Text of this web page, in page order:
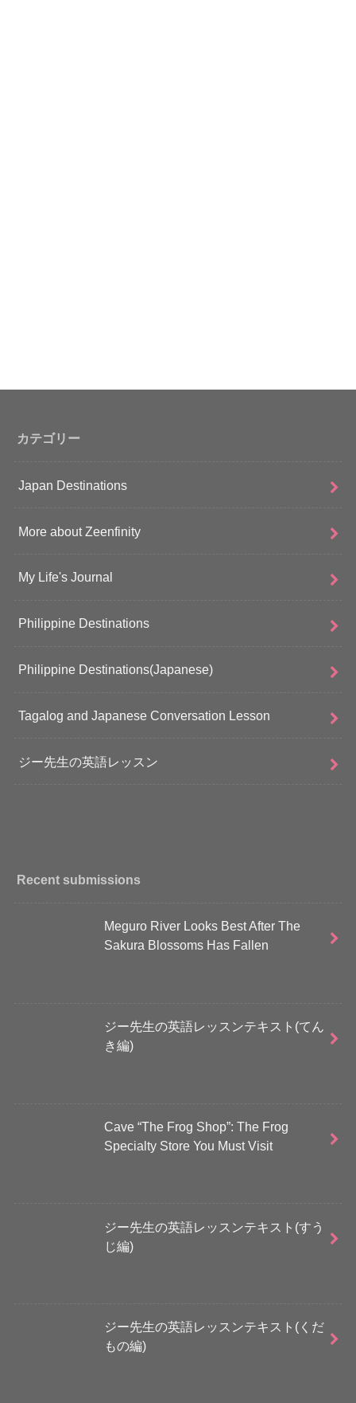
カテゴリー
Japan Destinations
More about Zeenfinity
My Life's Journal
Philippine Destinations
Philippine Destinations(Japanese)
Tagalog and Japanese Conversation Lesson
ジー先生の英語レッスン
Recent submissions
Meguro River Looks Best After The
Sakura Blossoms Has Fallen
ジー先生の英語レッスンテキスト(てん
き編)
Cave “The Frog Shop”: The Frog
Specialty Store You Must Visit
ジー先生の英語レッスンテキスト(すう
じ編)
ジー先生の英語レッスンテキスト(くだ
もの編)